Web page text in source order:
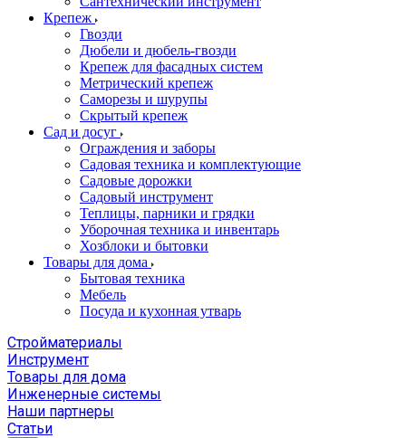
Крепеж
Гвозди
Дюбели и дюбель-гвозди
Крепеж для фасадных систем
Метрический крепеж
Саморезы и шурупы
Скрытый крепеж
Сад и досуг
Ограждения и заборы
Садовая техника и комплектующие
Садовые дорожки
Садовый инструмент
Теплицы, парники и грядки
Уборочная техника и инвентарь
Хозблоки и бытовки
Товары для дома
Бытовая техника
Мебель
Посуда и кухонная утварь
Стройматериалы
Инструмент
Товары для дома
Инженерные системы
Наши партнеры
Статьи